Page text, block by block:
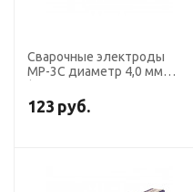
Сварочные электроды
МР-3С диаметр 4,0 мм
ток, рутил) (пачка 1 кг,
ЛЭЗ), для ручной сварки
123 руб.